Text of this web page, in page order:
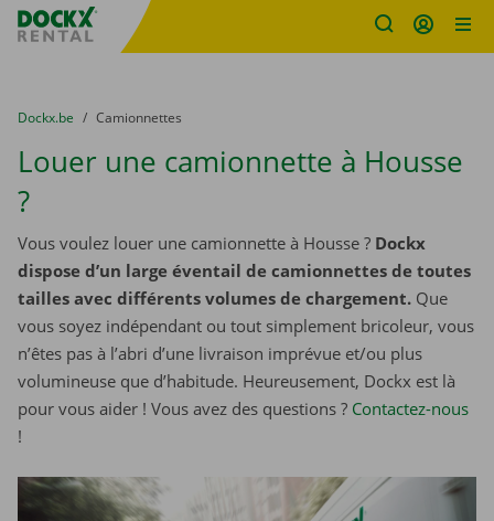
sitename
You are here:
du
Dockx.be to
Camionnettes
Louer une camionnette à Housse
?
Vous voulez louer une camionnette à Housse ? Dockx
dispose d’un large éventail de camionnettes de toutes
tailles avec différents volumes de chargement. Que
vous soyez indépendant ou tout simplement bricoleur, vous
n’êtes pas à l’abri d’une livraison imprévue et/ou plus
volumineuse que d’habitude. Heureusement, Dockx est là
pour vous aider ! Vous avez des questions ? Contactez-nous
!